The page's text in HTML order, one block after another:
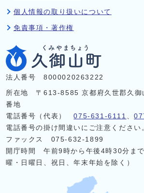
個人情報の取り扱いについて
免責事項・著作権
法人番号 8000020263222
所在地 〒613-8585 京都府久世郡久御
番地
電話番号（代表）075-631-6111 、
電話番号の掛け間違いにご注意ください
ファックス 075-632-1899
開庁時間 午前9時から午後4時30分ま
曜・日曜日、祝日、年末年始を除く）